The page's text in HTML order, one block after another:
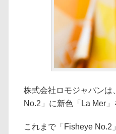
株式会社ロモジャパンは
No.2」に新色「La Mer」
これまで「Fisheye No.2